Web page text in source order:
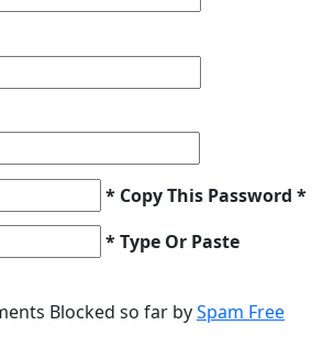
* Copy This Password *
* Type Or Paste
Blocked so far bySpam Free